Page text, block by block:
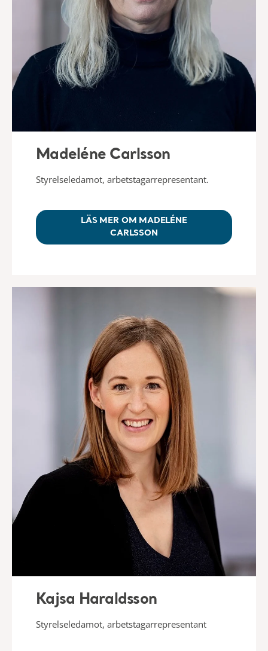
Madeléne Carlsson
Styrelseledamot, arbetstagarrepresentant.
LÄS MER OM MADELÉNE
CARLSSON
Kajsa Haraldsson
Styrelseledamot, arbetstagarrepresentant